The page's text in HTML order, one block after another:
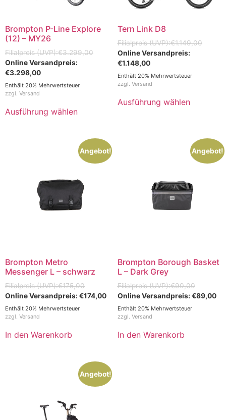
Brompton P-Line Explore
(12) – MY26
€3.299,00
€3.298,00
Enthält 20% Mehrwertsteuer
zzgl. Versand
Ausführung wählen
Tern Link D8
€1.149,00
€1.148,00
Enthält 20% Mehrwertsteuer
zzgl. Versand
Ausführung wählen
Angebot!
Brompton Metro
Messenger L – schwarz
€175,00
€174,00
Enthält 20% Mehrwertsteuer
zzgl. Versand
In den Warenkorb
Angebot!
Brompton Borough Basket
L – Dark Grey
€90,00
€89,00
Enthält 20% Mehrwertsteuer
zzgl. Versand
In den Warenkorb
Angebot!